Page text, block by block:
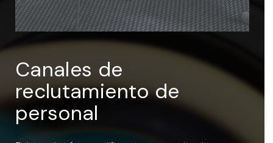
Canales de
reclutamiento de
personal